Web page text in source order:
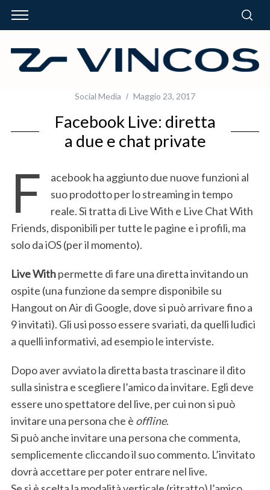
Social Media Maggio 23, 2017
Facebook Live: diretta
a due e chat private
F
acebook ha aggiunto due nuove funzioni al
suo prodotto per lo streaming in tempo
reale. Si tratta di Live With e Live Chat With
Friends, disponibili per tutte le pagine e i profili, ma
solo da iOS (per il momento).
Live Withpermette di fare una diretta invitando un
ospite (una funzione da sempre disponibile su
Hangout on Air di Google, dove si può arrivare fino a
9 invitati). Gli usi posso essere svariati, da quelli ludici
a quelli informativi, ad esempio le interviste.
Dopo aver avviato la diretta basta trascinare il dito
sulla sinistra e scegliere l’amico da invitare. Egli deve
essere uno spettatore del live, per cui non si può
invitare una persona che è offline.
Si può anche invitare una persona che commenta,
semplicemente cliccando il suo commento. L’invitato
dovrà accettare per poter entrare nel live.